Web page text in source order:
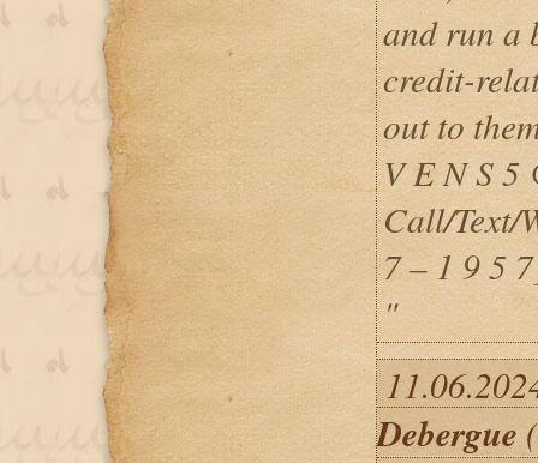
and run a
credit-
out to
V E N S
Call/Text/
7 – 1 9 5
"
Debergue